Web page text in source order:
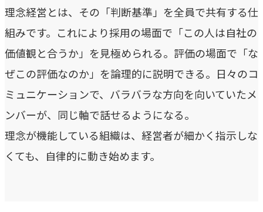
スルスル解析
Webサイト分析をAIで自動に
VALUES
大切にしていること
私たちのビジョン、理念、カルチャーをご紹介します。
理念経営とは、その「判断基準」を全員で共有する仕
組みです。これにより採用の場面で「この人は自社の
価値観と合うか」を見極められる。評価の場面で「な
ぜこの評価なのか」を論理的に説明できる。日々のコ
ミュニケーションで、バラバラな方向を向いていたメ
ンバーが、同じ軸で話せるようになる。
理念が機能している組織は、経営者が細かく指示しな
くても、自律的に動き始めます。